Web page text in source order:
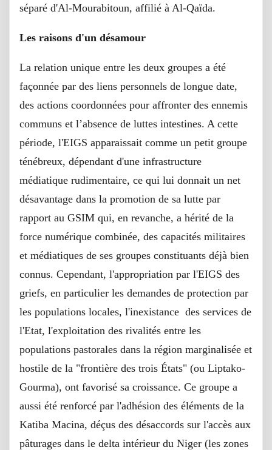
séparé d'Al-Mourabitoun, affilié à Al-Qaïda.
Les raisons d'un désamour
La relation unique entre les deux groupes a été
façonnée par des liens personnels de longue date,
des actions coordonnées pour affronter des ennemis
communs et l’absence de luttes intestines. A cette
période, l'EIGS apparaissait comme un petit groupe
ténébreux, dépendant d'une infrastructure
médiatique rudimentaire, ce qui lui donnait un net
désavantage dans la promotion de sa lutte par
rapport au GSIM qui, en revanche, a hérité de la
force numérique combinée, des capacités militaires
et médiatiques de ses groupes constituants déjà bien
connus. Cependant, l'appropriation par l'EIGS des
griefs, en particulier les demandes de protection par
les populations locales, l'inexistance des services de
l'Etat, l'exploitation des rivalités entre les
populations pastorales dans la région marginalisée et
hostile de la "frontière des trois États" (ou Liptako-
Gourma), ont favorisé sa croissance. Ce groupe a
aussi été renforcé par l'adhésion des éléments de la
Katiba Macina, déçus des désaccords sur l'accès aux
pâturages dans le delta intérieur du Niger (les zones